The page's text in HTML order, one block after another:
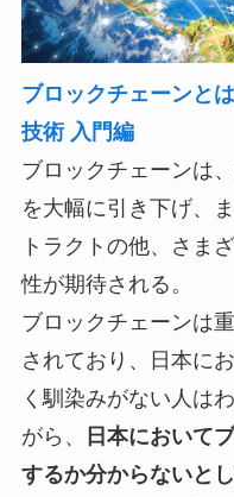
ブロックチェーンと
技術 入門編
ブロックチェーンは
を大幅に引き下げ、
トラクトの他、さま
性が期待される。
ブロックチェーンは
されており、日本に
く馴染みがない人は
がら、
日本において
するか分からないと